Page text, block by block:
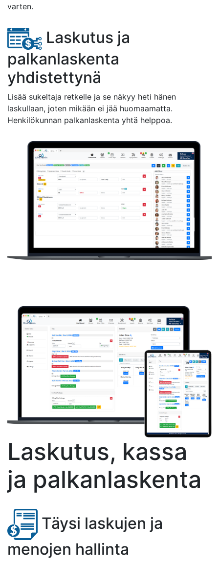
varten.
Laskutus ja
palkanlaskenta
yhdistettynä
Lisää sukeltaja retkelle ja se näkyy heti hänen
laskullaan, joten mikään ei jää huomaamatta.
Henkilökunnan palkanlaskenta yhtä helppoa.
Laskutus, kassa
ja palkanlaskenta
Täysi laskujen ja
menojen hallinta